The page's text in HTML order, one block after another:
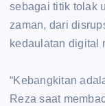
sebagai titik tolak
zaman, dari
kedaulatan digital
‎“Kebangkitan
Reza saat